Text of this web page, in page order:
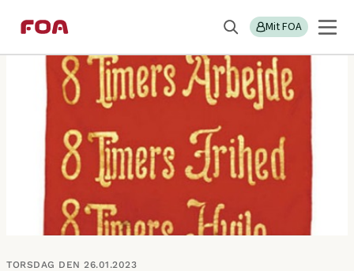
til
hovedindhold
til
hovedmenu
Søg Mit FOA
menu
FOA/KLS
TORSDAG DEN 26.01.2023